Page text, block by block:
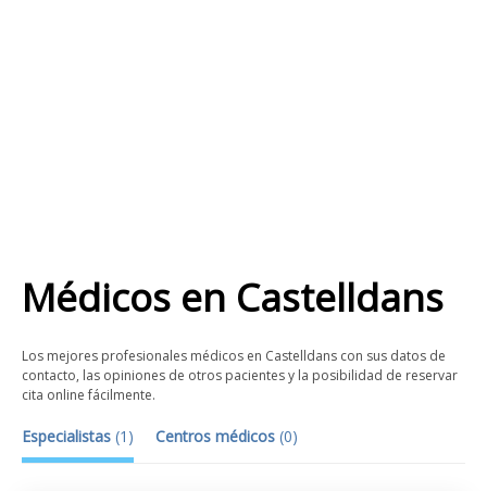
Médicos en Castelldans
Los mejores profesionales médicos en Castelldans con sus datos de
contacto, las opiniones de otros pacientes y la posibilidad de reservar
cita online fácilmente.
Especialistas (1 ) Centros médicos (0)